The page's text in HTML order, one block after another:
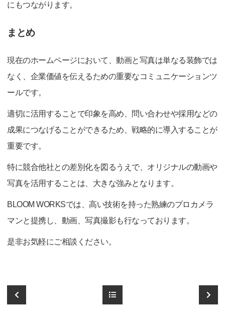
にもつながります。
まとめ
現在のホームページにおいて、動画と写真は単なる装飾では
なく、企業価値を伝えるための重要なコミュニケーションツ
ールです。
適切に活用することで印象を高め、問い合わせや採用などの
成果につなげることができるため、戦略的に導入することが
重要です。
特に競合他社との差別化を図るうえで、オリジナルの動画や
写真を活用することは、大きな強みとなります。
BLOOM WORKSでは、高い技術を持った熟練のプロカメラ
マンと提携し、動画、写真撮影も行なっております。
是非お気軽にご相談ください。